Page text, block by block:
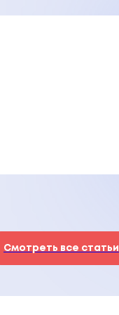
Смотреть все статьи